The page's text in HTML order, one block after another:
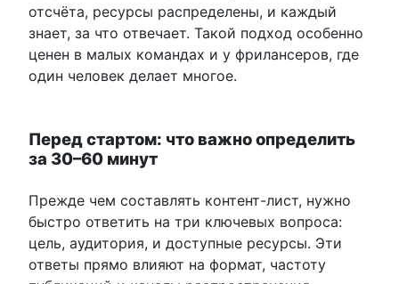
отсчёта, ресурсы распределены, и каждый
знает, за что отвечает. Такой подход особенно
ценен в малых командах и у фрилансеров, где
один человек делает многое.
Перед стартом: что важно определить
за 30–60 минут
Прежде чем составлять контент-лист, нужно
быстро ответить на три ключевых вопроса:
цель, аудитория, и доступные ресурсы. Эти
ответы прямо влияют на формат, частоту